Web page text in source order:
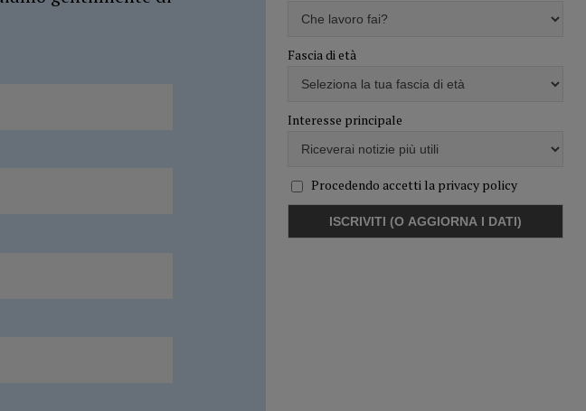
Fascia di età
Interesse principale
Procedendo accetti la privacy policy